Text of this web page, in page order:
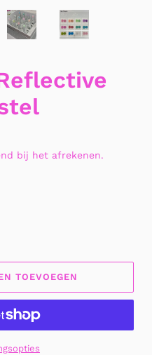
bij het afrekenen.
TOEVOEGEN